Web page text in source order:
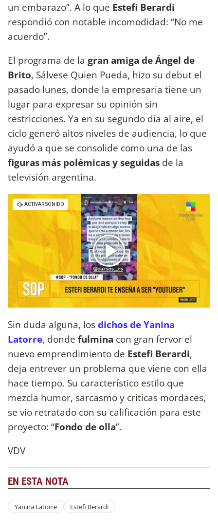
un embarazo”. A lo que Estefi Berardi
respondió con notable incomodidad: “No me
acuerdo”.
El programa de la gran amiga de Ángel de
Brito, Sálvese Quien Pueda, hizo su debut el
pasado lunes, donde la empresaria tiene un
lugar para expresar su opinión sin
restricciones. Ya en su segundo día al aire, el
ciclo generó altos niveles de audiencia, lo que
ayudó a que se consolide como una de las
figuras más polémicas y seguidas de la
televisión argentina.
Sin duda alguna, losdichos de Yanina
Latorre, donde fulmina con gran fervor el
nuevo emprendimiento de Estefi Berardi,
deja entrever un problema que viene con ella
hace tiempo. Su característico estilo que
mezcla humor, sarcasmo y críticas mordaces,
se vio retratado con su calificación para este
proyecto: “Fondo de olla”.
VDV
EN ESTA NOTA
Yanina Latorre Estefi Berardi